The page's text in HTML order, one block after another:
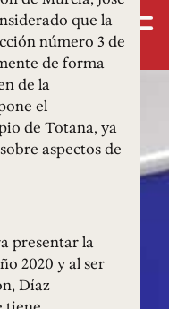
que la
número 3 de
de forma
de la
el
de Totana, ya
aspectos de
presentar la
2020 y al ser
Díaz